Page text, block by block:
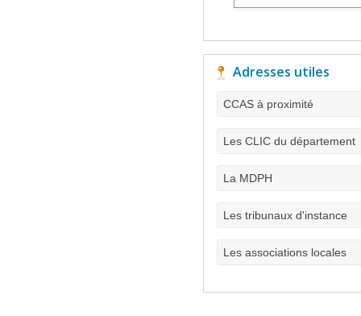
Adresses utiles
CCAS à proximité
Les CLIC du département
La MDPH
Les tribunaux d'instance
Les associations locales